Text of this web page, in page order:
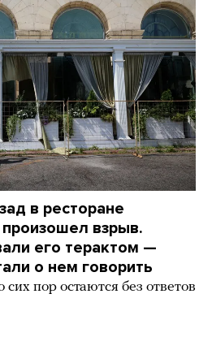
в ресторане
взрыв.
его терактом —
о нем говорить
пор остаются без ответов